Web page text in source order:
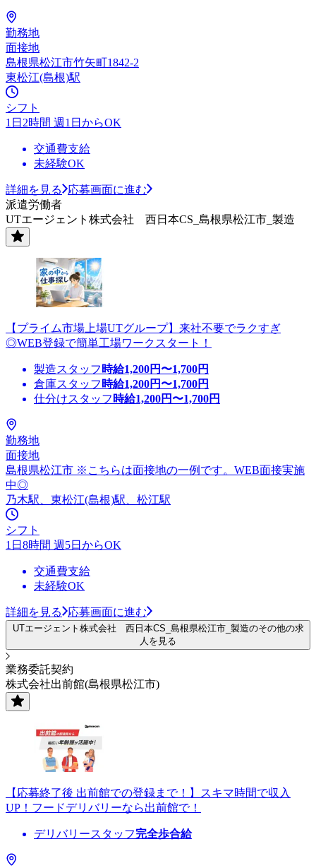
勤務地
面接地
島根県松江市竹矢町1842-2
東松江(島根)駅
シフト
1日2時間 週1日からOK
交通費支給
未経験OK
詳細を見る
応募画面に進む
派遣労働者
UTエージェント株式会社 西日本CS_島根県松江市_製造
【プライム市場上場UTグループ】来社不要でラクすぎ
◎WEB登録で簡単工場ワークスタート！
製造スタッフ 時給1,200円〜1,700円
倉庫スタッフ 時給1,200円〜1,700円
仕分けスタッフ 時給1,200円〜1,700円
勤務地
面接地
島根県松江市 ※こちらは面接地の一例です。WEB面接実施
中◎
乃木駅、東松江(島根)駅、松江駅
シフト
1日8時間 週5日からOK
交通費支給
未経験OK
詳細を見る 応募画面に進む
UTエージェント株式会社 西日本CS_島根県松江市_製造のその他の求
人を見る
業務委託契約
株式会社出前館(島根県松江市)
【応募終了後 出前館での登録まで！】スキマ時間で収入
UP！フードデリバリーなら出前館で！
デリバリースタッフ完全歩合給